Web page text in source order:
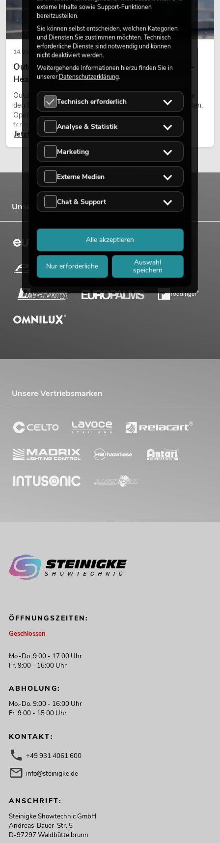
PSSO PA Set PRO M MK2
No. 20000457 Artikel nicht mehr verfügbar
PSSO PA Set PRO L MK2
No. 20000458Artikel nicht mehr verfügbar
OMNITRONIC PAS MK3 Performer Set
14.05.2026
Outdoor Moving-Heads: Wetterfeste Moving-
Heads bei Events
Outdoor Moving-Heads sind bewegliche Scheinwerfer für
den Einsatz im Freien. Sie werden bei Festivals, Stadtfesten,
Open-Air-Konzerten, Architekturinszenierungen und
temporären Außeninstallationen eingesetzt.
Jetzt lesen
Unsere Marken
Unsere Vertriebsmarken
ÖFFNUNGSZEITEN:
Geschlossen
Mo.-Do. 9:00 - 17:00 Uhr
Fr. 9:00 - 16:00 Uhr
ABHOLUNG:
Mo.-Do. 9:00 - 16:00 Uhr
Fr. 9:00 - 15:00 Uhr
KONTAKT:
+49 931 4061 600
info@steinigke.de
ANSCHRIFT:
Steinigke Showtechnic GmbH
Andreas-Bauer-Str. 5
D-97297 Waldbüttelbrunn
externe Inhalte sowie Support-Funktionen
bereitzustellen.
Sie können selbst entscheiden, welchen Kategorien
und Diensten Sie zustimmen möchten. Technisch
erforderliche Dienste sind notwendig und können
nicht deaktiviert werden.
Weitergehende Informationen hierzu finden Sie in
unsererDatenschutzerklärung.
Technisch erforderlich
Analyse & Statistik
Marketing
Externe Medien
Chat & Support
Nur erforderliche
Auswahl
speichern
Alle akzeptieren